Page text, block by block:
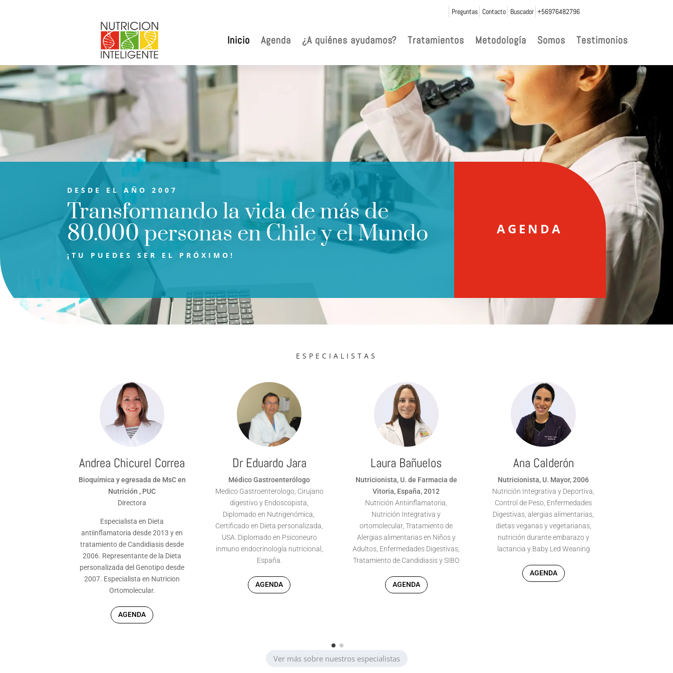
Preguntas Contacto Buscador +56976482796
Inicio Agenda ¿A quiénes ayudamos? Tratamientos Metodología Somos Testimonios
DESDE EL AÑO 2007
Transformando la vida de más de
80.000 personas en Chile y el Mundo
¡TU PUEDES SER EL PRÓXIMO!
AGENDA
ESPECIALISTAS
Andrea Chicurel Correa
Bioquímica y egresada de MsC en
Nutrición , PUC
Directora
Especialista en Dieta
antiinflamatoria desde 2013 y en
tratamiento de Candidiasis desde
2006. Representante de la Dieta
personalizada del Genotipo desde
2007. Especialista en Nutricion
Ortomolecular.
AGENDA
Dr Eduardo Jara
Médico Gastroenterólogo
Medico Gastroenterologo, Cirujano
digestivo y Endoscopista,
Diplomado en Nutrigenómica,
Certificado en Dieta personalizada,
USA. Diplomado en Psiconeuro
inmuno endocrinología nutricional,
España.
AGENDA
Laura Bañuelos
Nutricionista, U. de Farmacia de
Vitoria, España, 2012
Nutrición Antiinflamatoria,
Nutrición Integrativa y
ortomolecular, Tratamiento de
Alergias alimentarias en Niños y
Adultos, Enfermedades Digestivas,
Tratamiento de Candidiasis y SIBO
AGENDA
Ana Calderón
Nutricionista, U. Mayor, 2006
Nutrición Integrativa y Deportiva,
Control de Peso, Enfermedades
Digestivas, alergias alimentarias,
dietas veganas y vegetarianas,
nutrición durante embarazo y
lactancia y Baby Led Weaning
AGENDA
Ver más sobre nuestros especialistas